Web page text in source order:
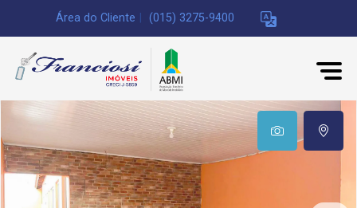
Área do Cliente (015) 3275-9400